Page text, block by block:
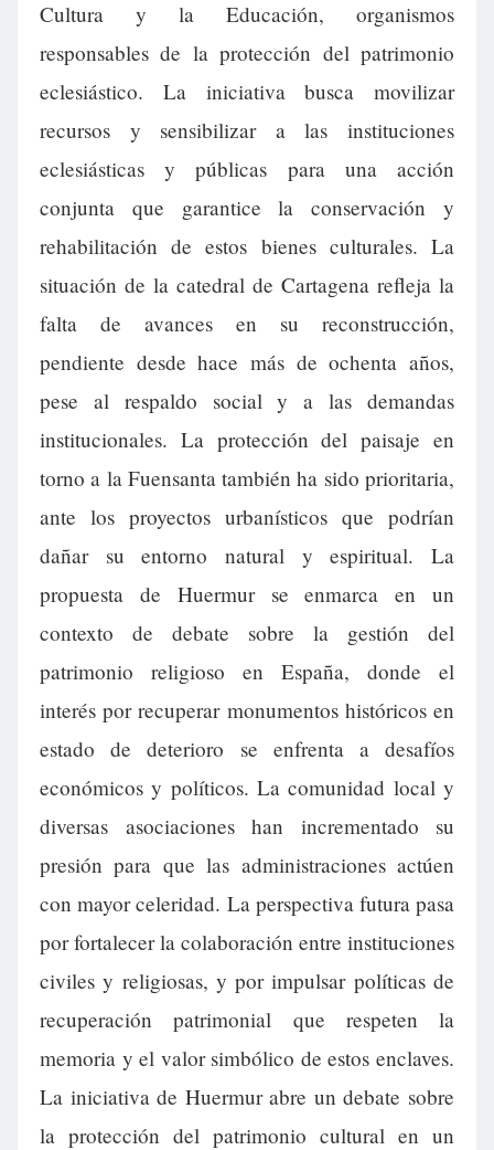
Cultura y la Educación, organismos
responsables de la protección del patrimonio
eclesiástico. La iniciativa busca movilizar
recursos y sensibilizar a las instituciones
eclesiásticas y públicas para una acción
conjunta que garantice la conservación y
rehabilitación de estos bienes culturales. La
situación de la catedral de Cartagena refleja la
falta de avances en su reconstrucción,
pendiente desde hace más de ochenta años,
pese al respaldo social y a las demandas
institucionales. La protección del paisaje en
torno a la Fuensanta también ha sido prioritaria,
ante los proyectos urbanísticos que podrían
dañar su entorno natural y espiritual. La
propuesta de Huermur se enmarca en un
contexto de debate sobre la gestión del
patrimonio religioso en España, donde el
interés por recuperar monumentos históricos en
estado de deterioro se enfrenta a desafíos
económicos y políticos. La comunidad local y
diversas asociaciones han incrementado su
presión para que las administraciones actúen
con mayor celeridad. La perspectiva futura pasa
por fortalecer la colaboración entre instituciones
civiles y religiosas, y por impulsar políticas de
recuperación patrimonial que respeten la
memoria y el valor simbólico de estos enclaves.
La iniciativa de Huermur abre un debate sobre
la protección del patrimonio cultural en un